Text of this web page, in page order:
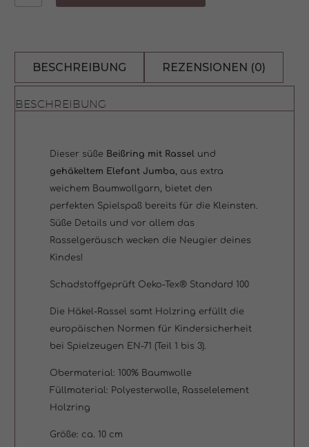
Elefant
rosa
Menge
BESCHREIBUNG REZENSIONEN (0)
BESCHREIBUNG
Dieser süße Beißring mit Rassel und
gehäkeltem Elefant Jumba, aus extra
weichem Baumwollgarn, bietet den
perfekten Spielspaß bereits für die Kleinsten.
Süße Details und vor allem das
Rasselgeräusch wecken die Neugier deines
Kindes!
Schadstoffgeprüft Oeko-Tex® Standard 100
Die Häkel-Rassel samt Holzring erfüllt die
europäischen Normen für Kindersicherheit
bei Spielzeugen EN-71 (Teil 1 bis 3).
Obermaterial: 100% Baumwolle
Füllmaterial: Polyesterwolle, Rasselelement
Holzring
Größe: ca. 10 cm